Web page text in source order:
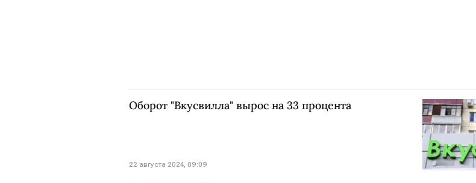
Оборот "Вкусвилла" вырос на 33 процента
22 августа 2024, 09:09